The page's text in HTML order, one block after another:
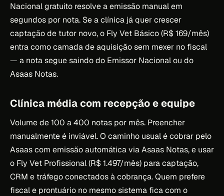
Nacional gratuito resolve a emissão manual em
segundos por nota. Se a clínica já quer crescer
captação de tutor novo, o Fly Vet Básico (R$ 169/mês)
entra como camada de aquisição sem mexer no fiscal
— a nota segue saindo do Emissor Nacional ou do
Asaas Notas.
Clínica média com recepção e equipe
Volume de 100 a 400 notas por mês. Preencher
manualmente é inviável. O caminho usual é cobrar pelo
Asaas com emissão automática via Asaas Notas, e usar
o Fly Vet Profissional (R$ 1.497/mês) para captação,
CRM e tráfego conectados à cobrança. Quem prefere
fiscal e prontuário no mesmo sistema fica com o